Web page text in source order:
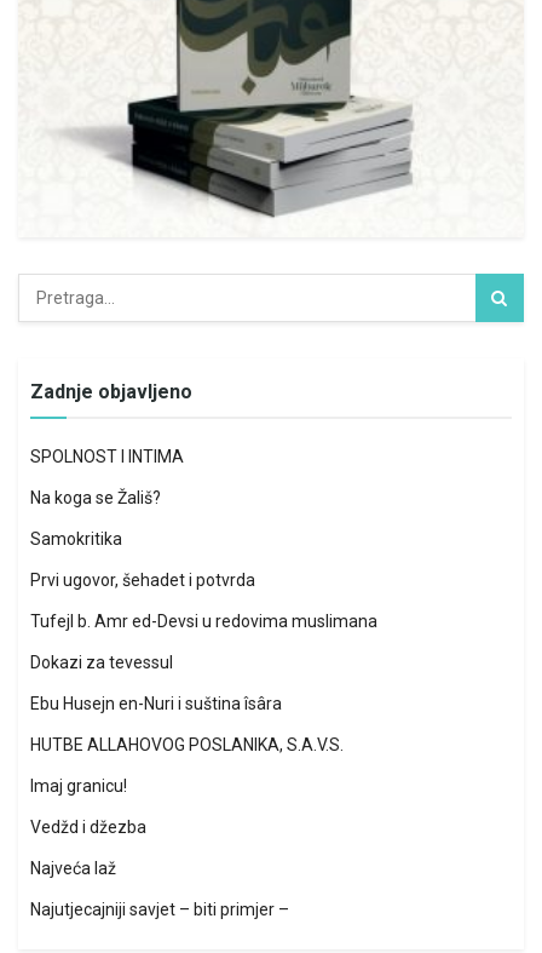
Zadnje objavljeno
SPOLNOST I INTIMA
Na koga se Žališ?
Samokritika
Prvi ugovor, šehadet i potvrda
Tufejl b. Amr ed-Devsi u redovima muslimana
Dokazi za tevessul
Ebu Husejn en-Nuri i suština îsâra
HUTBE ALLAHOVOG POSLANIKA, S.A.V.S.
Imaj granicu!
Vedžd i džezba
Najveća laž
Najutjecajniji savjet – biti primjer –